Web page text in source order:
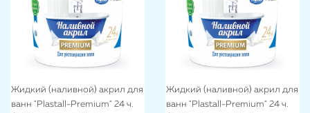
Жидкий (наливной) акрил для
ванн "Plastall-Premium" 24 ч.
Жидкий (наливной) акрил для
ванн "Plastall-Premium" 24 ч.